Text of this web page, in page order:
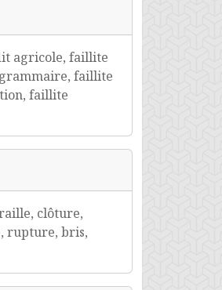
agricole, faillite
faillite
faillite
clôture,
rupture, bris,